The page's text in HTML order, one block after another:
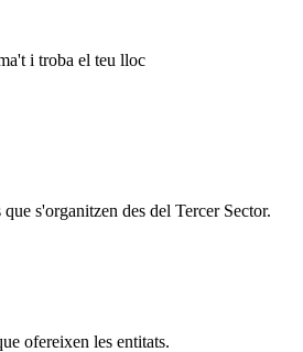
i troba el teu lloc
s'organitzen des del Tercer Sector.
ofereixen les entitats.